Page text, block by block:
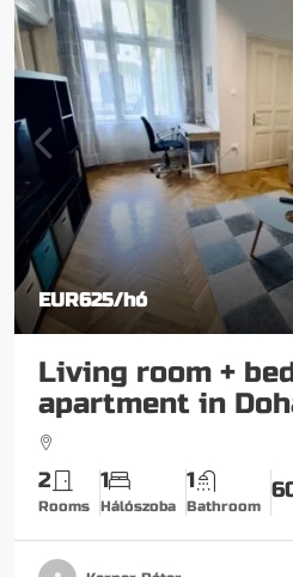
EUR625/hó
Living room +
apartment in
2
Rooms
1
Hálószoba
1
Bathroom